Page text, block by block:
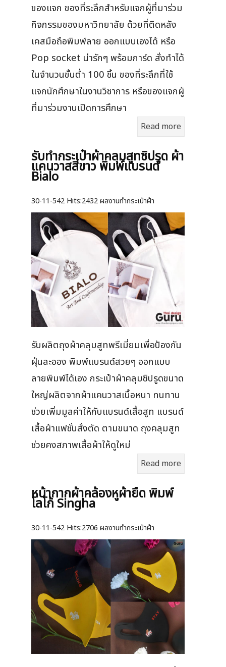
ของแจก ของที่ระลึกสำหรับแจกผู้ที่มาร่วม
กิจกรรมของมหาวิทยาลัย ด้วยที่ติดหลัง
เคสมือถือพิมพ์ลาย ออกแบบเองได้ หรือ
Pop socket น่ารักๆ พร้อมการ์ด สั่งทำได้
ในจำนวนขั้นต่ำ 100 ชิ้น ของที่ระลึกที่ใช้
แจกนักศึกษาในงานวิชาการ หรือของแจกผู้
ที่มาร่วมงานเปิดการศึกษา
Read more
รับทำกระเป๋าผ้าคลุมสูทซิปรูด ผ้า
แคนวาสสีขาว พิมพ์แบรนด์
Bialo
30-11-542 Hits:2432 ผลงานทำกระเป๋าผ้า
รับผลิตถุงผ้าคลุมสูทพรีเมี่ยมเพื่อป้องกัน
ฝุ่นละออง พิมพ์แบรนด์สวยๆ ออกแบบ
ลายพิมพ์ได้เอง กระเป๋าผ้าคลุมซิปรูดขนาด
ใหญ่ผลิตจากผ้าแคนวาสเนื้อหนา ทนทาน
ช่วยเพิ่มมูลค่าให้กับแบรนด์เสื้อสูท แบรนด์
เสื้อผ้าแฟชั่นสั่งตัด ตามขนาด ถุงคลุมสูท
ช่วยคงสภาพเสื้อผ้าให้ดูใหม่
Read more
หน้ากากผ้าคล้องหูผ้ายืด พิมพ์
โลโก้ Singha
30-11-542 Hits:2706 ผลงานทำกระเป๋าผ้า